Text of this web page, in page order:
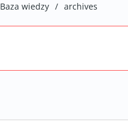
Baza wiedzy / archives